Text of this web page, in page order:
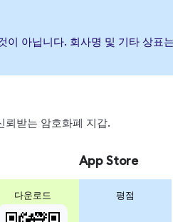
아닙니다. 회사명 및 기타 상표
뢰받는 암호화폐 지갑.
다운로드
App Store
평점